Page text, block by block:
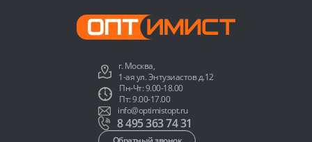
г. Москва,
1-ая ул. Энтузиастов д.12
Пн-Чт: 9.00-18.00
Пт: 9.00-17.00
info@optimistopt.ru
8 495 363 74 31